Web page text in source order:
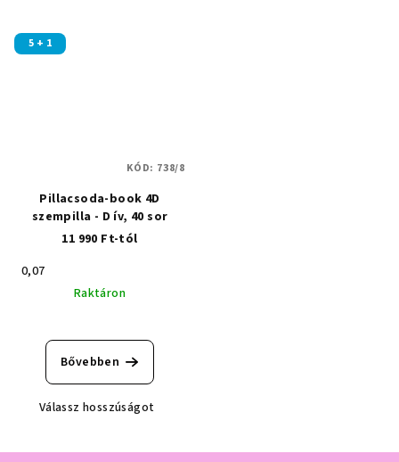
5 + 1
Pillacsoda-book 4D
szempilla - D ív, 40 sor
11 990 Ft-tól
0,07
Raktáron
Bővebben
Válassz hosszúságot
KÓD: 738/8